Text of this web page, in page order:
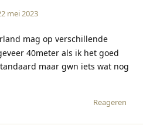
mei 2023
mag op verschillende
40meter als ik het goed
maar gwn iets wat nog
Reageren